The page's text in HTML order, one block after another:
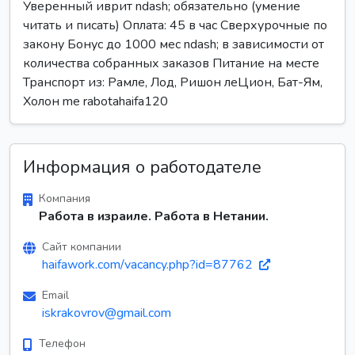
Уверенный иврит ndash; обязательно (умение
читать и писать) Оплата: 45 в час Сверхурочные по
закону Бонус до 1000 мес ndash; в зависимости от
количества собранных заказов Питание на месте
Транспорт из: Рамле, Лод, Ришон леЦион, Бат-Ям,
Холон me rabotahaifa120
Информация о работодателе
Компания
Работа в израиле. Работа в Нетании.
Сайт компании
haifawork.com/vacancy.php?id=87762
Email
iskrakovrov@gmail.com
Телефон